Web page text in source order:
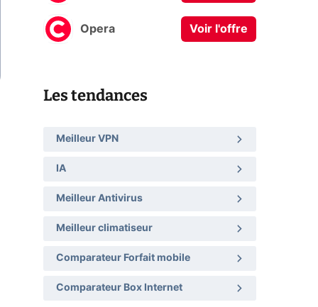
Opera Voir l'offre
Les tendances
Meilleur VPN
IA
Meilleur Antivirus
Meilleur climatiseur
Comparateur Forfait mobile
Comparateur Box Internet